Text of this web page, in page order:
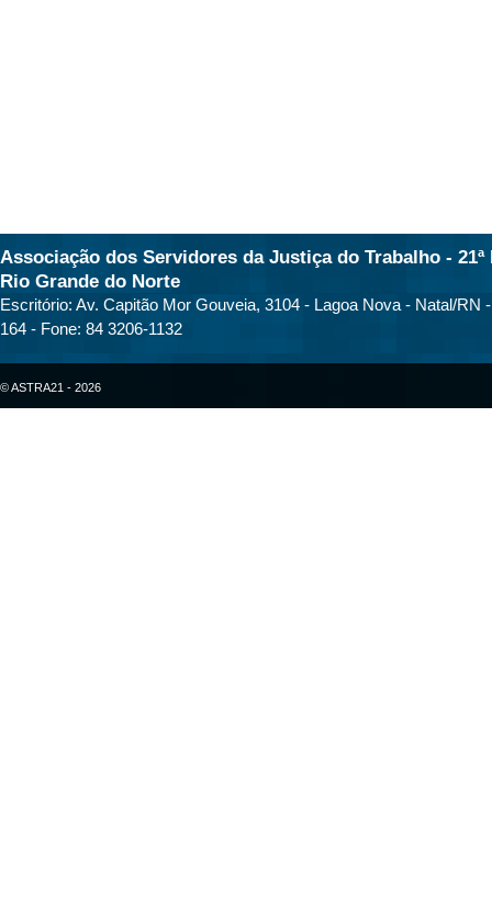
Associação dos Servidores da Justiça do Trabalho - 21ª
Rio Grande do Norte
Escritório: Av. Capitão Mor Gouveia, 3104 - Lagoa Nova - Natal/RN
164 - Fone: 84 3206-1132
© ASTRA21 - 2026